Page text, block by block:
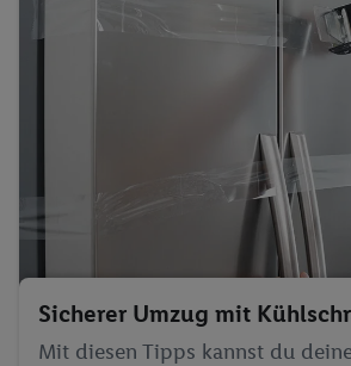
Sicherer Umzug mit
Mit diesen Tipps kannst du